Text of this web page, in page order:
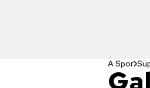
A Spor